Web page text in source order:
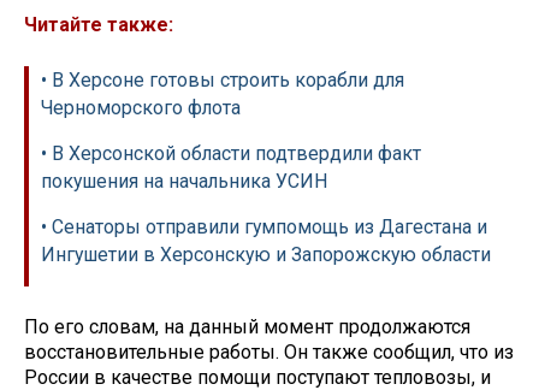
Читайте также:
• В Херсоне готовы строить корабли для
Черноморского флота
• В Херсонской области подтвердили факт
покушения на начальника УСИН
• Сенаторы отправили гумпомощь из Дагестана и
Ингушетии в Херсонскую и Запорожскую области
По его словам, на данный момент продолжаются
восстановительные работы. Он также сообщил, что из
России в качестве помощи поступают тепловозы, и